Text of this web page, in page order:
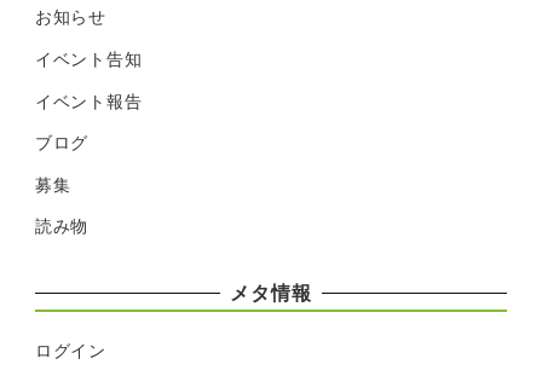
お知らせ
イベント告知
イベント報告
ブログ
募集
読み物
メタ情報
ログイン